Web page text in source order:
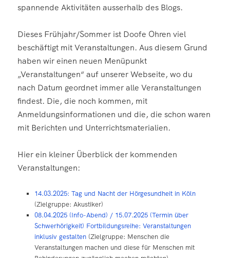
spannende Aktivitäten ausserhalb des Blogs.
Dieses Frühjahr/Sommer ist Doofe Ohren viel
beschäftigt mit Veranstaltungen. Aus diesem Grund
haben wir einen neuen Menüpunkt
„Veranstaltungen“ auf unserer Webseite, wo du
nach Datum geordnet immer alle Veranstaltungen
findest. Die, die noch kommen, mit
Anmeldungsinformationen und die, die schon waren
mit Berichten und Unterrichtsmaterialien.
Hier ein kleiner Überblick der kommenden
Veranstaltungen:
14.03.2025: Tag und Nacht der Hörgesundheit in Köln
(Zielgruppe: Akustiker)
08.04.2025 (Info-Abend) / 15.07.2025 (Termin über
Schwerhörigkeit) Fortbildungsreihe: Veranstaltungen
inklusiv gestalten(Zielgruppe: Menschen die
Veranstaltungen machen und diese für Menschen mit